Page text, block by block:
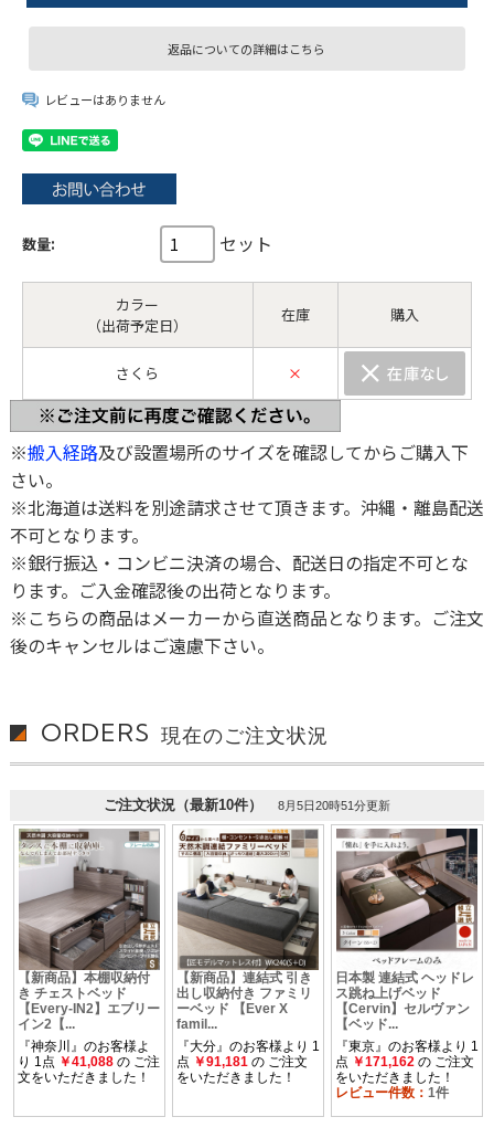
返品についての詳細はこちら
レビューはありません
数量: セット
カラー
（出荷予定日）
在庫 購入
さくら ×
※搬入経路及び設置場所のサイズを確認してからご購入下
さい。
※北海道は送料を別途請求させて頂きます。沖縄・離島配送
不可となります。
※銀行振込・コンビニ決済の場合、配送日の指定不可とな
ります。ご入金確認後の出荷となります。
※こちらの商品はメーカーから直送商品となります。ご注文
後のキャンセルはご遠慮下さい。
ORDERS 現在のご注文状況